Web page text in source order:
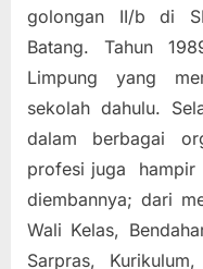
golongan II/b di
Batang. Tahun
Limpung yang
sekolah dahulu.
dalam berbagai
profesi juga hampir
diembannya; dari
Wali Kelas,
Sarpras,